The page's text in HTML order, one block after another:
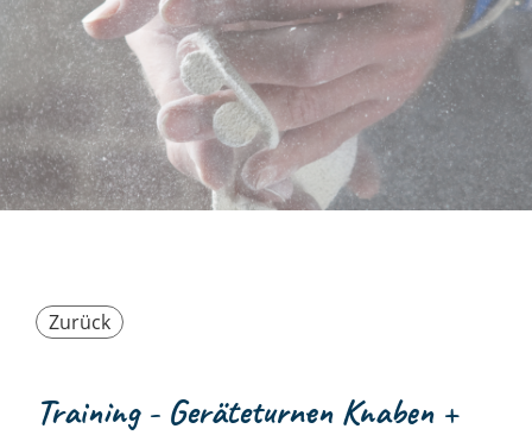
Zurück
Training - Geräteturnen Knaben +